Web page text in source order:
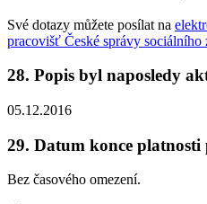
Své dotazy můžete posílat na
pracovišť České správy sociálního
28. Popis byl naposledy
05.12.2016
29. Datum konce platnosti
Bez časového omezení.